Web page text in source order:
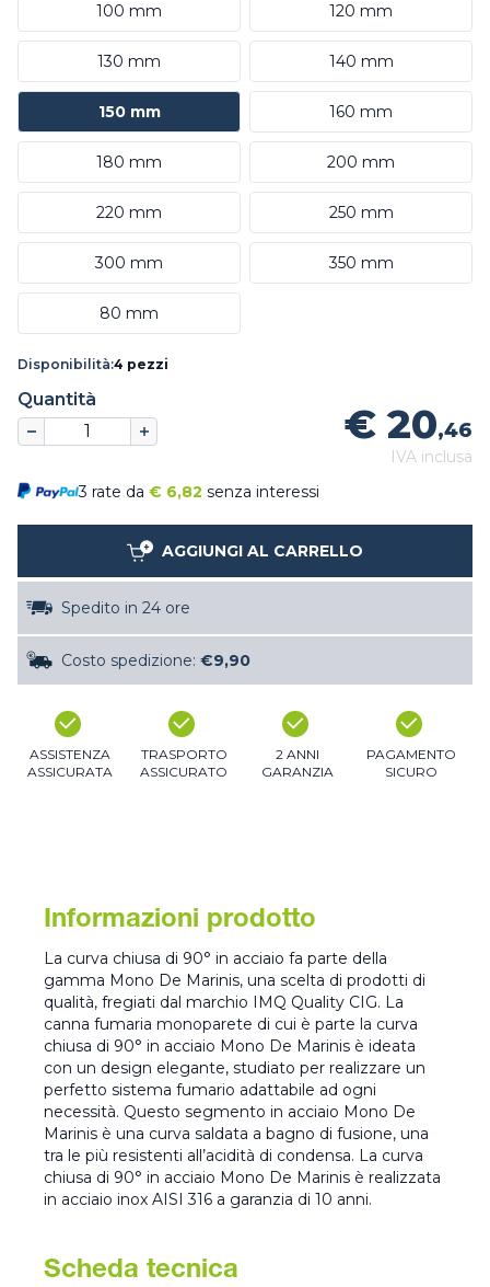
100 mm 120 mm
130 mm 140 mm
150 mm 160 mm
180 mm 200 mm
220 mm 250 mm
300 mm 350 mm
80 mm
Disponibilità:4 pezzi
Quantità
€ 20,46
IVA inclusa
3 rate da € 6,82 senza interessi
AGGIUNGI AL CARRELLO
Spedito in 24 ore
Costo spedizione: €9,90
ASSISTENZA
ASSICURATA
TRASPORTO
ASSICURATO
2 ANNI
GARANZIA
PAGAMENTO
SICURO
Informazioni prodotto
La curva chiusa di 90° in acciaio fa parte della
gamma Mono De Marinis, una scelta di prodotti di
qualità, fregiati dal marchio IMQ Quality CIG. La
canna fumaria monoparete di cui è parte la curva
chiusa di 90° in acciaio Mono De Marinis è ideata
con un design elegante, studiato per realizzare un
perfetto sistema fumario adattabile ad ogni
necessità. Questo segmento in acciaio Mono De
Marinis è una curva saldata a bagno di fusione, una
tra le più resistenti all’acidità di condensa. La curva
chiusa di 90° in acciaio Mono De Marinis è realizzata
in acciaio inox AISI 316 a garanzia di 10 anni.
Scheda tecnica